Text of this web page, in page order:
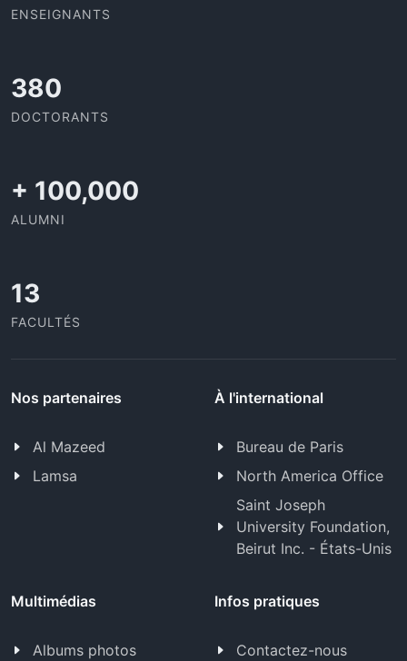
ENSEIGNANTS
437
DOCTORANTS
+ 100,000
ALUMNI
13
FACULTÉS
Nos partenaires
Al Mazeed
Lamsa
À l'international
Bureau de Paris
North America Office
Saint Joseph
University Foundation,
Beirut Inc. - États-Unis
Multimédias
Albums photos
Infos pratiques
Contactez-nous